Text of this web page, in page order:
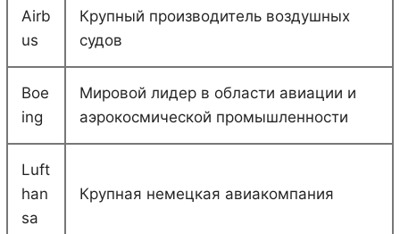
Airb
us
Крупный производитель воздушных
судов
Boe
ing
Мировой лидер в области авиации и
аэрокосмической промышленности
Luft
han
sa
Крупная немецкая авиакомпания